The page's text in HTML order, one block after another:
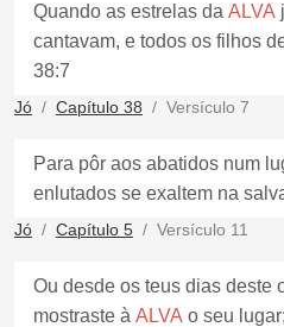
Quando as estrelas da ALVA
cantavam, e todos os filhos
38:7
Jó Capítulo 38 Versículo 7
Para pôr aos abatidos num
enlutados se exaltem na
Jó Capítulo 5 Versículo 11
Ou desde os teus dias deste
mostraste à ALVA o seu